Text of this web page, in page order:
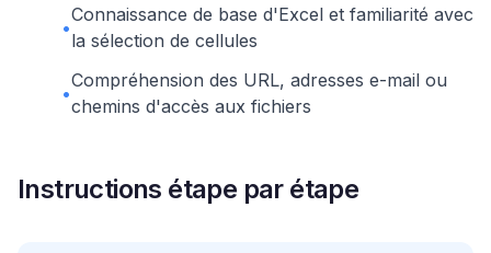
•
Connaissance de base d'Excel et familiarité avec
la sélection de cellules
•
Compréhension des URL, adresses e-mail ou
chemins d'accès aux fichiers
Instructions étape par étape